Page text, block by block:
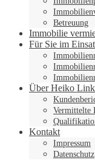
Betreuung
Immobilie
Für Sie im
Über Heiko
Vermittelte
Kontakt
Impressum
Datenschutz